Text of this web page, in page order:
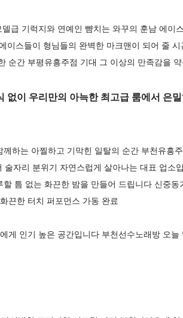
급 기럭지와 연예인 뺨치는 와꾸의 훈남 에이
이스들이 형님들의 완벽한 마크맨이 되어 줄
순간 부평유흥주점 기대 그 이상의 만족감을
이 우리만의 아늑한 최고급 룸에서 은
하는 아찔하고 기막힌 일탈의 순간 부천유흥
자리 분위기 자연스럽게 살아나는 대표 업소
틈 없는 화끈한 밤을 만들어 드립니다 신중
끈한 터치 퍼포먼스 가동 완료
게 인기 높은 공간입니다 부천선수노래방 오